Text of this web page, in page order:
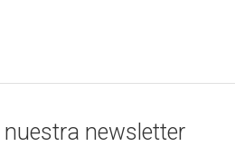
newsletter